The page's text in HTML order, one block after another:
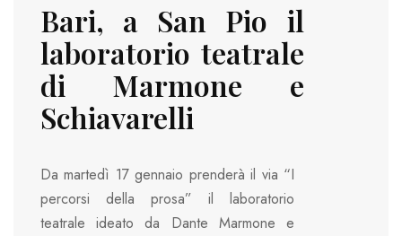
Bari, a San Pio il
laboratorio teatrale
di Marmone e
Schiavarelli
Da martedì 17 gennaio prenderà il via “I
percorsi della prosa” il laboratorio
teatrale ideato da Dante Marmone e